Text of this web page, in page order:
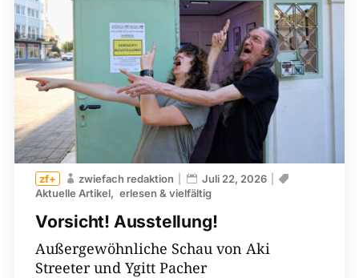
Vorsicht! Ausstellung!
zwiefach redaktion
Juli 22, 2026
Aktuelle Artikel
erlesen & vielfältig
Außergewöhnliche Schau von Aki
Streeter und Ygitt Pacher